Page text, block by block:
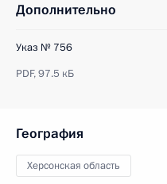
Дополнительно
Указ № 756
PDF,97.5 кБ
География
Херсонская область